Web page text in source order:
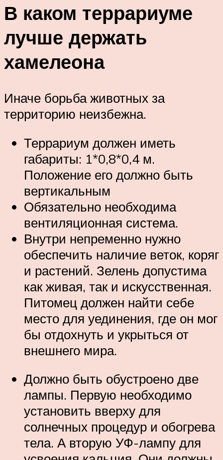
В каком террариуме
лучше держать
хамелеона
Иначе борьба животных за
территорию неизбежна.
Террариум должен иметь
габариты: 1*0,8*0,4 м.
Положение его должно быть
вертикальным
Обязательно необходима
вентиляционная система.
Внутри непременно нужно
обеспечить наличие веток, коряг
и растений. Зелень допустима
как живая, так и искусственная.
Питомец должен найти себе
место для уединения, где он мог
бы отдохнуть и укрыться от
внешнего мира.
Должно быть обустроено две
лампы. Первую необходимо
установить вверху для
солнечных процедур и обогрева
тела. А вторую УФ-лампу для